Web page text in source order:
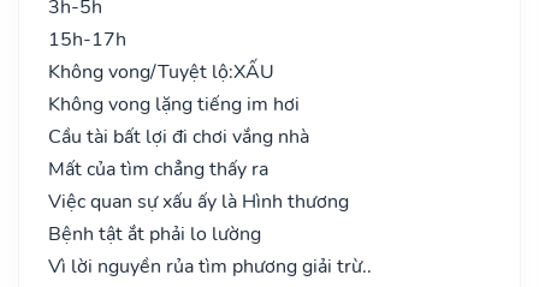
3h-5h
15h-17h
Không vong/Tuyệt lộ:XẤU
Không vong lặng tiếng im hơi
Cầu tài bất lợi đi chơi vắng nhà
Mất của tìm chẳng thấy ra
Việc quan sự xấu ấy là Hình thương
Bệnh tật ắt phải lo lường
Vì lời nguyền rủa tìm phương giải trừ..